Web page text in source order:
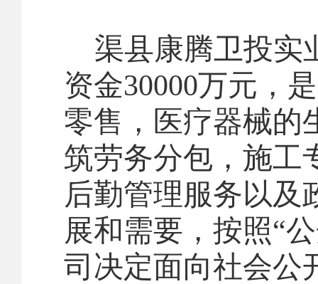
渠县康腾卫投实
资金30000万元，
零售，医疗器械的
筑劳务分包，施工
后勤管理服务以及
展和需要 ， 按照“
司决定面向社会公